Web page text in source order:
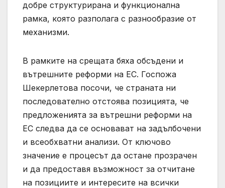
добре структурирана и функционална
рамка, която разполага с разнообразие от
механизми.
В рамките на срещата бяха обсъдени и
вътрешните реформи на ЕС. Госпожа
Шекерлетова посочи, че страната ни
последователно отстоява позицията, че
предложенията за вътрешни реформи на
ЕС следва да се основават на задълбочени
и всеобхватни анализи. От ключово
значение е процесът да остане прозрачен
и да предоставя възможност за отчитане
на позициите и интересите на всички